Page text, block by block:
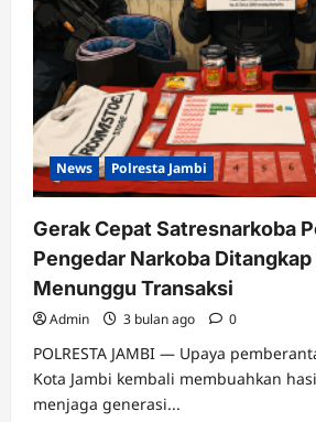
News Polresta Jambi
Gerak Cepat Satresnarkoba
Pengedar Narkoba Ditangkap
Menunggu Transaksi
Admin 3 bulan ago 0
POLRESTA JAMBI — Upaya
Kota Jambi kembali membuahkan
menjaga generasi...